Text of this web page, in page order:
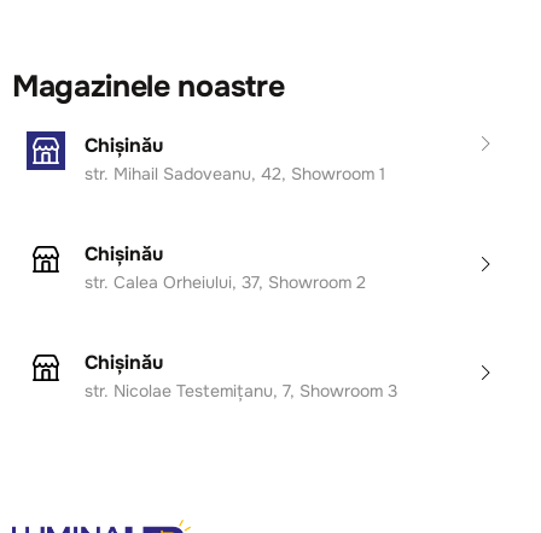
Magazinele noastre
Chișinău
str. Mihail Sadoveanu, 42, Showroom 1
Chișinău
str. Calea Orheiului, 37, Showroom 2
Chișinău
str. Nicolae Testemițanu, 7, Showroom 3